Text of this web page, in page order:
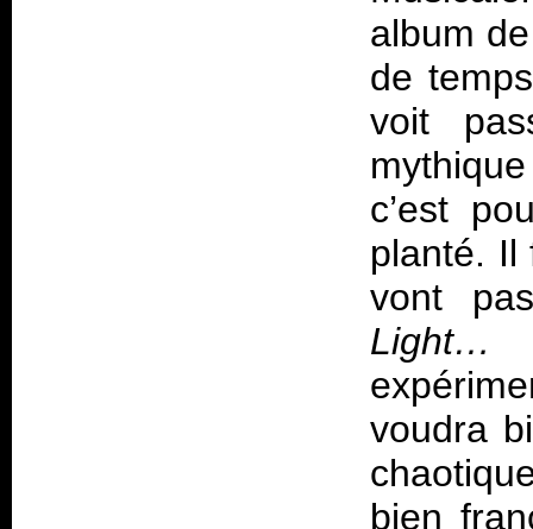
album
de
voit
c’est
planté. Il
vont
Light…
voudra
bien